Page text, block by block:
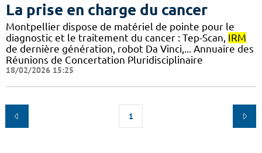
La prise en charge du cancer
Montpellier dispose de matériel de pointe pour le
diagnostic et le traitement du cancer : Tep-Scan, IRM
de dernière génération, robot Da Vinci,... Annuaire des
Réunions de Concertation Pluridisciplinaire
18/02/2026 15:25
1